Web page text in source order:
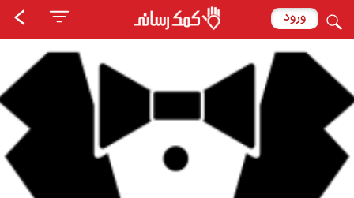
ورود